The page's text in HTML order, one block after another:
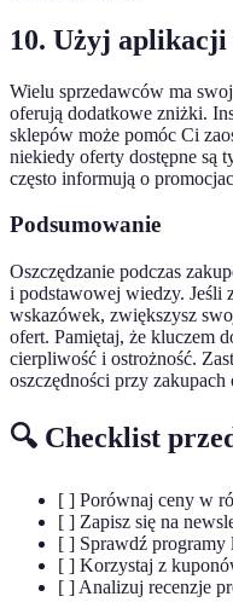
10. Użyj
Wielu sprzedawców ma
oferują dodatkowe zniżki.
sklepów może pomóc Ci
niekiedy oferty dostępne są
często informują o
Podsumowanie
Oszczędzanie podczas
i podstawowej wiedzy. Jeśli
wskazówek, zwiększysz
ofert. Pamiętaj, że kluczem
cierpliwość i ostrożność.
oszczędności przy zakupach
🔍 Checklist
[ ] Porównaj ceny w
[ ] Zapisz się na
[ ] Sprawdź programy
[ ] Korzystaj z
[ ] Analizuj recenzje